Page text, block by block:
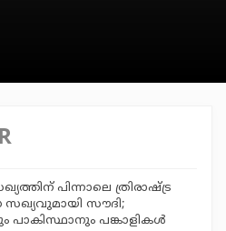
പിന്നാലെ ത്രിരാഷ്ട്ര
സഖ്യവുമായി സൗദി;
പാകിസ്ഥാനും പങ്കാളികള്‍